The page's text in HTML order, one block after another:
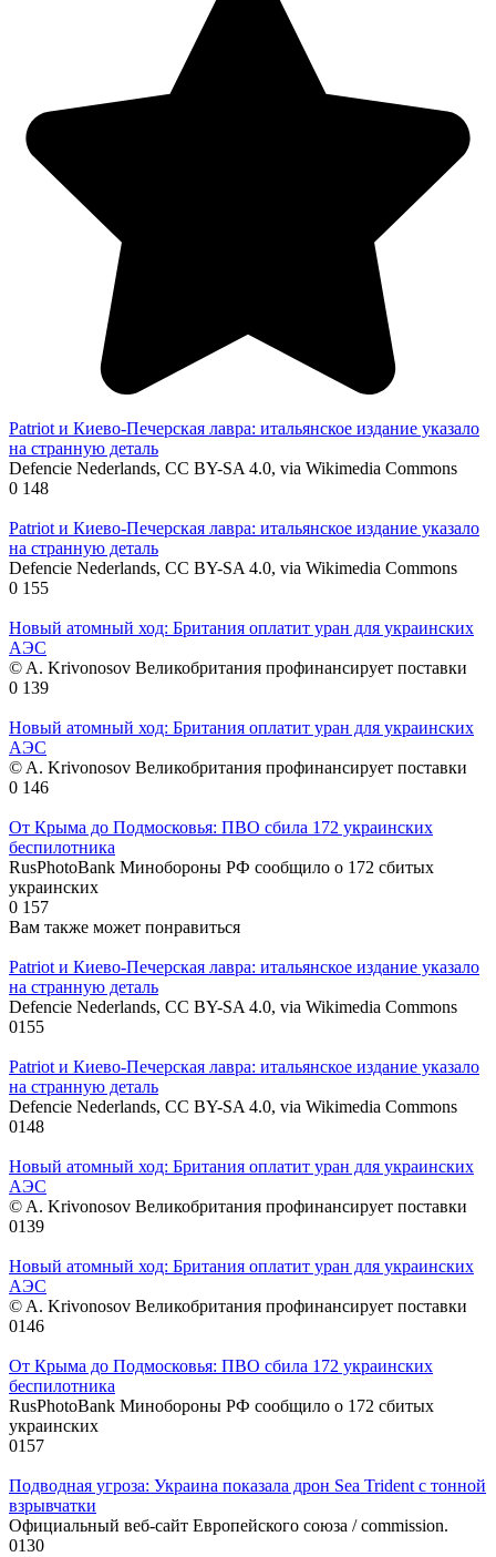
Patriot и Киево-Печерская лавра: итальянское издание указало
на странную деталь
Defencie Nederlands, CC BY-SA 4.0, via Wikimedia Commons
0 148
Patriot и Киево-Печерская лавра: итальянское издание указало
на странную деталь
Defencie Nederlands, CC BY-SA 4.0, via Wikimedia Commons
0 155
Новый атомный ход: Британия оплатит уран для украинских
АЭС
© A. Krivonosov Великобритания профинансирует поставки
0 139
Новый атомный ход: Британия оплатит уран для украинских
АЭС
© A. Krivonosov Великобритания профинансирует поставки
0 146
От Крыма до Подмосковья: ПВО сбила 172 украинских
беспилотника
RusPhotoBank Минобороны РФ сообщило о 172 сбитых
украинских
0 157
Вам также может понравиться
Patriot и Киево-Печерская лавра: итальянское издание указало
на странную деталь
Defencie Nederlands, CC BY-SA 4.0, via Wikimedia Commons
0155
Patriot и Киево-Печерская лавра: итальянское издание указало
на странную деталь
Defencie Nederlands, CC BY-SA 4.0, via Wikimedia Commons
0148
Новый атомный ход: Британия оплатит уран для украинских
АЭС
© A. Krivonosov Великобритания профинансирует поставки
0139
Новый атомный ход: Британия оплатит уран для украинских
АЭС
© A. Krivonosov Великобритания профинансирует поставки
0146
От Крыма до Подмосковья: ПВО сбила 172 украинских
беспилотника
RusPhotoBank Минобороны РФ сообщило о 172 сбитых
украинских
0157
Подводная угроза: Украина показала дрон Sea Trident с тонной
взрывчатки
Официальный веб-сайт Европейского союза / commission.
0130